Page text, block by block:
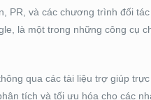
PR, và các chương trình đối
là một trong những công cụ
qua các tài liệu trợ giúp
tích và tối ưu hóa cho các